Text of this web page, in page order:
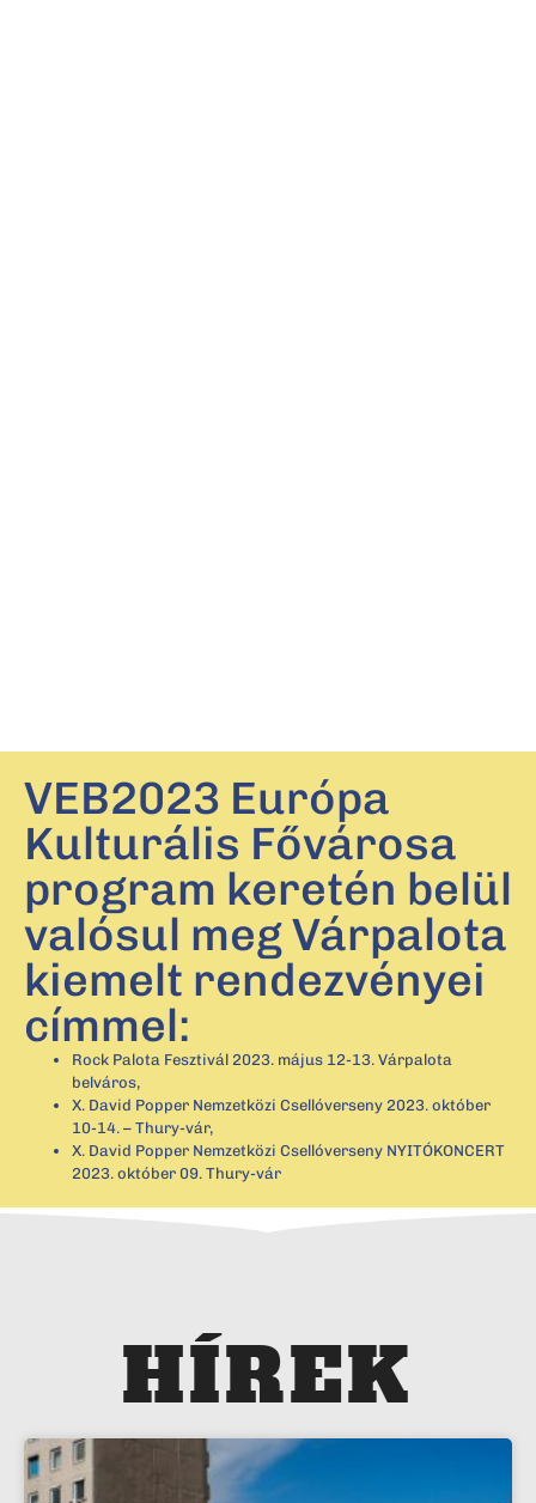
VEB2023 Európa
Kulturális Fővárosa
program keretén belül
valósul meg Várpalota
kiemelt rendezvényei
címmel:
Rock Palota Fesztivál 2023. május 12-13. Várpalota
belváros,
X. David Popper Nemzetközi Csellóverseny 2023. október
10-14. – Thury-vár,
X. David Popper Nemzetközi Csellóverseny NYITÓKONCERT
2023. október 09. Thury-vár
HÍREK